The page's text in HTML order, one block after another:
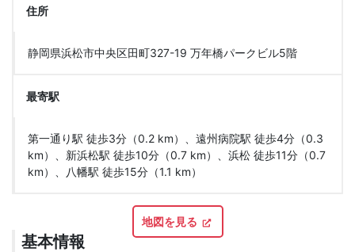
住所
静岡県浜松市中央区田町327-19 万年橋パークビル5階
最寄駅
第一通り駅 徒歩3分（0.2 km）、遠州病院駅 徒歩4分（0.3
km）、新浜松駅 徒歩10分（0.7 km）、浜松 徒歩11分（0.7
km）、八幡駅 徒歩15分（1.1 km）
地図を見る
基本情報